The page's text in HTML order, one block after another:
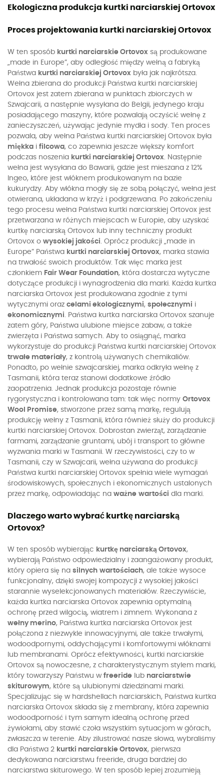
Ekologiczna produkcja kurtki narciarskiej Ortovox
Proces projektowania kurtki narciarskiej Ortovox
W ten sposób kurtki narciarskie Ortovox są produkowane
„made in Europe”, aby odległość między wełną a fabryką
Państwa kurtki narciarskiej Ortovox była jak najkrótsza.
Wełna zbierana do produkcji Państwa kurtki narciarskiej
Ortovox jest zatem zbierana w punktach zbiorczych w
Szwajcarii, a następnie wysyłana do Belgii, jedynego kraju
posiadającego maszyny, które pozwalają oczyścić wełnę z
zanieczyszczeń, używając jedynie mydła i sody. Ten proces
pozwala, aby wełna Państwa kurtki narciarskiej Ortovox była
miękka i filcowa, co zapewnia jeszcze większy komfort
podczas noszenia kurtki narciarskiej Ortovox . Następnie
wełna jest wysyłana do Bawarii, gdzie jest mieszana z 12%
Ingeo, które jest włóknem produkowanym na bazie
kukurydzy. Aby włókna mogły się ze sobą połączyć, wełna jest
otwierana, układana w krzyż i podgrzewana. Po zakończeniu
tego procesu wełna Państwa kurtki narciarskiej Ortovox jest
przetwarzana w różnych miejscach w Europie, aby uzyskać
kurtkę narciarską Ortovox lub inny techniczny produkt
Ortovox o wysokiej jakości . Oprócz produkcji „made in
Europe” Państwa kurtki narciarskiej Ortovox, marka stawia
na trwałość swoich produktów. Tak więc marka jest
członkiem Fair Wear Foundation, która dostarcza wytyczne
dotyczące produkcji i wynagrodzenia dla marki. Każda kurtka
narciarska Ortovox jest produkowana zgodnie z tymi
wytycznymi oraz celami ekologicznymi, społecznymi i
ekonomicznymi . Państwa kurtka narciarska Ortovox szanuje
zatem góry, Państwa ulubione miejsce zabaw, a także
zwierzęta i Państwa samych. Aby to osiągnąć, marka
wykorzystuje do produkcji Państwa kurtki narciarskiej Ortovox
trwałe materiały, z kontrolą używanych chemikaliów.
Ponadto, po wełnie szwajcarskiej, marka odkryła wełnę z
Tasmanii, która teraz stanowi dodatkowe źródło
zaopatrzenia. Jednak produkcja pozostaje równie
rygorystyczna i kontrolowana tam: tak więc normy Ortovox
Wool Promise, stworzone przez samą markę, regulują
produkcję wełny z Tasmanii, która również służy do produkcji
kurtki narciarskiej Ortovox. Dobrostan zwierząt, zarządzanie
farmami, zarządzanie gruntami, ubój i transport to główne
wyzwania marki w Tasmanii. W rzeczywistości, czy to w
Tasmanii, czy w Szwajcarii, wełna używana do produkcji
Państwa kurtki narciarskiej Ortovox spełnia wiele wymagań
środowiskowych, społecznych i ekonomicznych ustalonych
przez markę, odpowiadając na ważne wartości dla marki.
Dlaczego warto wybrać kurtkę narciarską
Ortovox?
W ten sposób wybierając kurtkę narciarską Ortovox,
wybierają Państwo odpowiedzialny i zaangażowany produkt,
który opiera się na silnych wartościach, ale także wysoce
funkcjonalny, dzięki swojej kompozycji z wysokiej jakości
starannie wyselekcjonowanych materiałów. Rzeczywiście,
każda kurtka narciarska Ortovox zapewnia optymalną
ochronę przed wilgocią, wiatrem i zimnem. Wykonana z
wełny merino, Państwa kurtka narciarska Ortovox jest
połączona z niezwykle innowacyjnymi, ale także trwałymi,
wodoodpornymi, oddychającymi i komfortowymi włóknami
lub membranami. Oprócz efektywności, kurtki narciarskie
Ortovox są nowoczesne, z charakterystycznym stylem marki,
który towarzyszy Państwu w freeride lub narciarstwie
skiturowym, które są ulubionymi dziedzinami marki.
Specjalizując się w hardshellach narciarskich, Państwa kurtka
narciarska Ortovox składa się z membrany, która zapewnia
wodoodporność i tym samym idealną ochronę przed
żywiołami, aby stawić czoła wszystkim sytuacjom w górach,
zwłaszcza w terenie. Aby zilustrować nasze słowa, wybraliśmy
dla Państwa 2 kurtki narciarskie Ortovox, pierwsza
dedykowana narciarstwu freeride, druga bardziej do
narciarstwa skiturowego. W ten sposób lepiej zrozumieją